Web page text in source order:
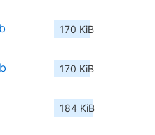
170 KiB
170 KiB
184 KiB